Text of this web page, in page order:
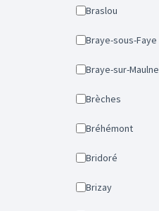
Braslou
Braye-sous-Faye
Braye-sur-Maulne
Brèches
Bréhémont
Bridoré
Brizay